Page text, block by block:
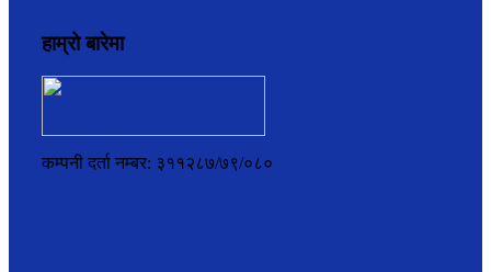
हाम्रो बारेमा
कम्पनी दर्ता नम्बर: ३११२८७/७९/०८०